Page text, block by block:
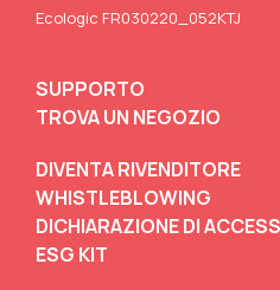
Ecologic FR030220_052KTJ
SUPPORTO
TROVA UN NEGOZIO
DIVENTA RIVENDITORE
WHISTLEBLOWING
DICHIARAZIONE DI
ESG KIT